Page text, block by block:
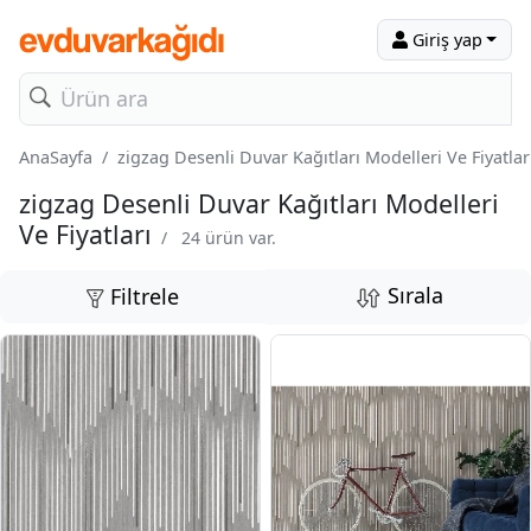
Giriş yap
AnaSayfa zigzag Desenli Duvar Kağıtları Modelleri Ve
zigzag Desenli Duvar Kağıtları Modelleri
Ve Fiyatları / 24 ürün var.
Filtrele Sırala